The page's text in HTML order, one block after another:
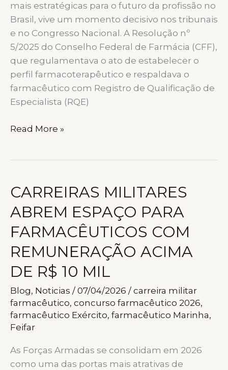
mais estratégicas para o futuro da profissão no
Brasil, vive um momento decisivo nos tribunais
e no Congresso Nacional. A Resolução nº
5/2025 do Conselho Federal de Farmácia (CFF),
que regulamentava o ato de estabelecer o
perfil farmacoterapêutico e respaldava o
farmacêutico com Registro de Qualificação de
Especialista (RQE)
PRESCRIÇÃO
NO
TRF1
E
CATEGORIA
APOSTA
NO
CONGRESSO
NACIONAL
Read More »
CARREIRAS MILITARES
ABREM ESPAÇO PARA
FARMACÊUTICOS COM
REMUNERAÇÃO ACIMA
DE R$ 10 MIL
Blog, Noticias /07/04/2026 /carreira militar
farmacêutico, concurso farmacêutico 2026,
farmacêutico Exército, farmacêutico Marinha,
Feifar
As Forças Armadas se consolidam em 2026
como uma das portas mais atrativas de